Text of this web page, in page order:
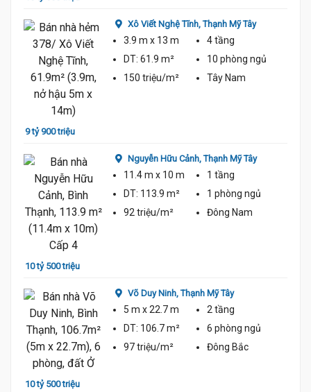
10.5 Tỷ
9 tỷ 900 triệu
Xô Viết Nghệ Tĩnh,Thạnh Mỹ Tây
3.9 m x 13 m
4 tầng
DT: 61.9 m² 10 phòng ngủ
150 triệu/m²
Tây Nam
10 tỷ 500 triệu
Nguyễn Hữu Cảnh,Thạnh Mỹ Tây
11.4 m x 10 m
1 tầng
DT: 113.9 m² 1 phòng ngủ
92 triệu/m²
Đông Nam
10 tỷ 500 triệu
Võ Duy Ninh,Thạnh Mỹ Tây
5 m x 22.7 m
2 tầng
DT: 106.7 m² 6 phòng ngủ
97 triệu/m²
Đông Bắc